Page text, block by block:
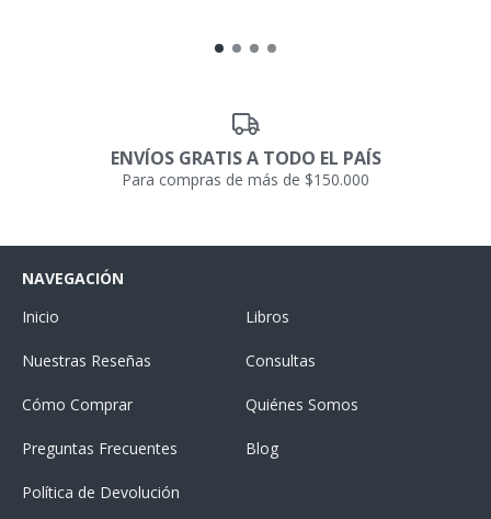
ENVÍOS GRATIS A TODO EL PAÍS
Para compras de más de $150.000
NAVEGACIÓN
Inicio
Libros
Nuestras Reseñas Consultas
Cómo Comprar Quiénes Somos
Preguntas Frecuentes Blog
Política de Devolución